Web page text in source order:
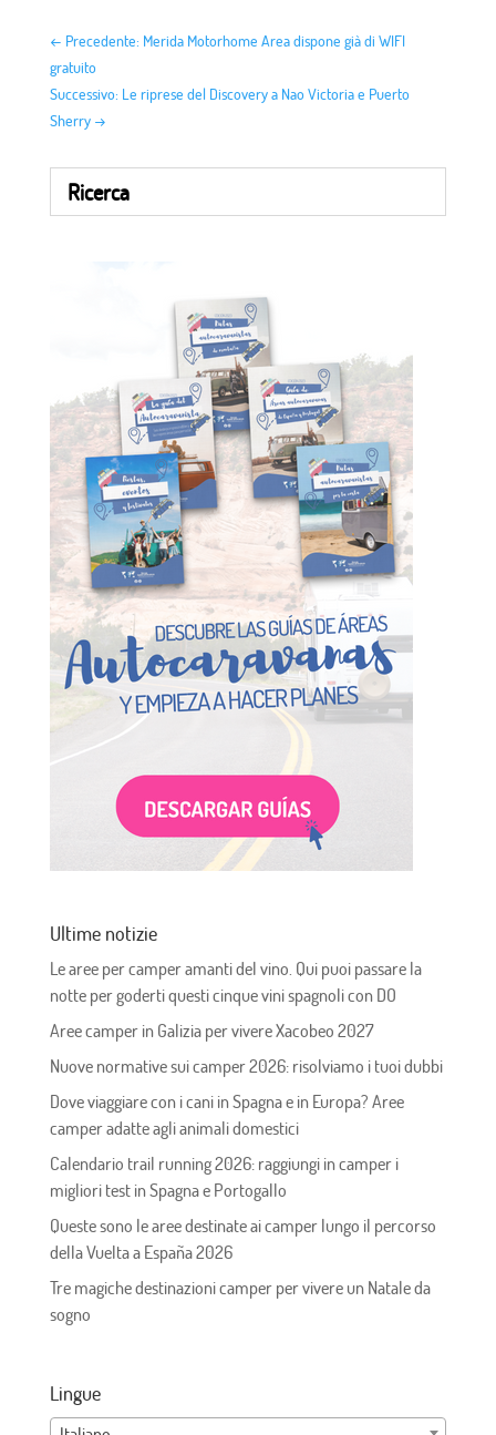
← Precedente: Merida Motorhome Area dispone già di WIFI
gratuito
Successivo: Le riprese del Discovery a Nao Victoria e Puerto
Sherry→
Ultime notizie
Le aree per camper amanti del vino. Qui puoi passare la
notte per goderti questi cinque vini spagnoli con DO
Aree camper in Galizia per vivere Xacobeo 2027
Nuove normative sui camper 2026: risolviamo i tuoi dubbi
Dove viaggiare con i cani in Spagna e in Europa? Aree
camper adatte agli animali domestici
Calendario trail running 2026: raggiungi in camper i
migliori test in Spagna e Portogallo
Queste sono le aree destinate ai camper lungo il percorso
della Vuelta a España 2026
Tre magiche destinazioni camper per vivere un Natale da
sogno
Lingue